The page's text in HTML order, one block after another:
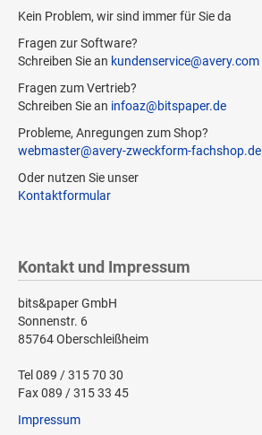
Kein Problem, wir sind immer für Sie da
Fragen zur Software?
Schreiben Sie an kundenservice@avery.com
Fragen zum Vertrieb?
Schreiben Sie an infoaz@bitspaper.de
Probleme, Anregungen zum Shop?
webmaster@avery-zweckform-fachshop.de
Oder nutzen Sie unser
Kontaktformular
Kontakt und Impressum
bits&paper GmbH
Sonnenstr. 6
85764 Oberschleißheim
Tel 089 / 315 70 30
Fax 089 / 315 33 45
Impressum